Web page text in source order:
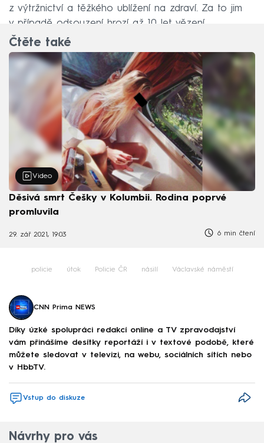
z výtržnictví a těžkého ublížení na zdraví. Za to jim
v případě odsouzení hrozí až 10 let vězení.
Čtěte také
Video
Děsivá smrt Češky v Kolumbii. Rodina poprvé
promluvila
29. zář 2021, 19:03 6 min čtení
policie útok Policie ČR násilí Václavské náměstí
CNN Prima NEWS
Díky úzké spolupráci redakcí online a TV zpravodajství
vám přinášíme desítky reportáží i v textové podobě, které
můžete sledovat v televizi, na webu, sociálních sítích nebo
v HbbTV.
Vstup do diskuze
Návrhy pro vás